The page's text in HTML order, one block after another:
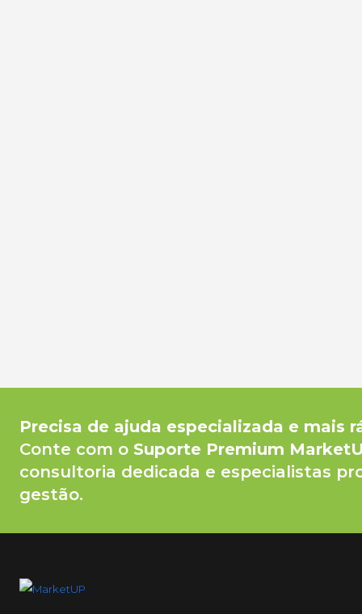
Precisa de ajuda especializada e mais
Conte com o Suporte Premium
consultoria dedicada e especialistas
gestão.